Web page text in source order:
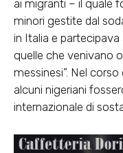
ai migranti – il quale
minori gestite dal
in Italia e partecipava
quelle che venivano
messinesi”. Nel
alcuni nigeriani
internazionale di